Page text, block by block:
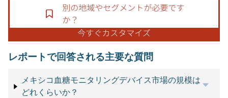
レポートで回答される主要な質問
メキシコ血糖モニタリングデバイス市場の規模は
どれくらいか？